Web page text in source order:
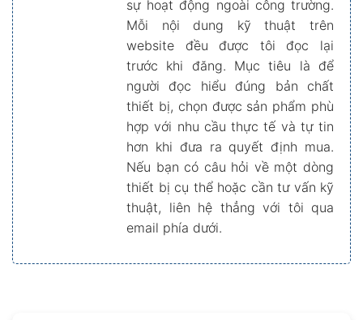
sự hoạt động ngoài công trường.
Mỗi nội dung kỹ thuật trên
website đều được tôi đọc lại
trước khi đăng. Mục tiêu là để
người đọc hiểu đúng bản chất
thiết bị, chọn được sản phẩm phù
hợp với nhu cầu thực tế và tự tin
hơn khi đưa ra quyết định mua.
Nếu bạn có câu hỏi về một dòng
thiết bị cụ thể hoặc cần tư vấn kỹ
thuật, liên hệ thẳng với tôi qua
email phía dưới.